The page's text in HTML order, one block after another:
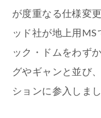
が度重なる仕様変
ッド社が地上用MS
ック・ドムをわず
グやギャンと並び
ションに参入しまし